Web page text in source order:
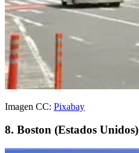
Imagen CC: Pixabay
8. Boston (Estados Unidos)